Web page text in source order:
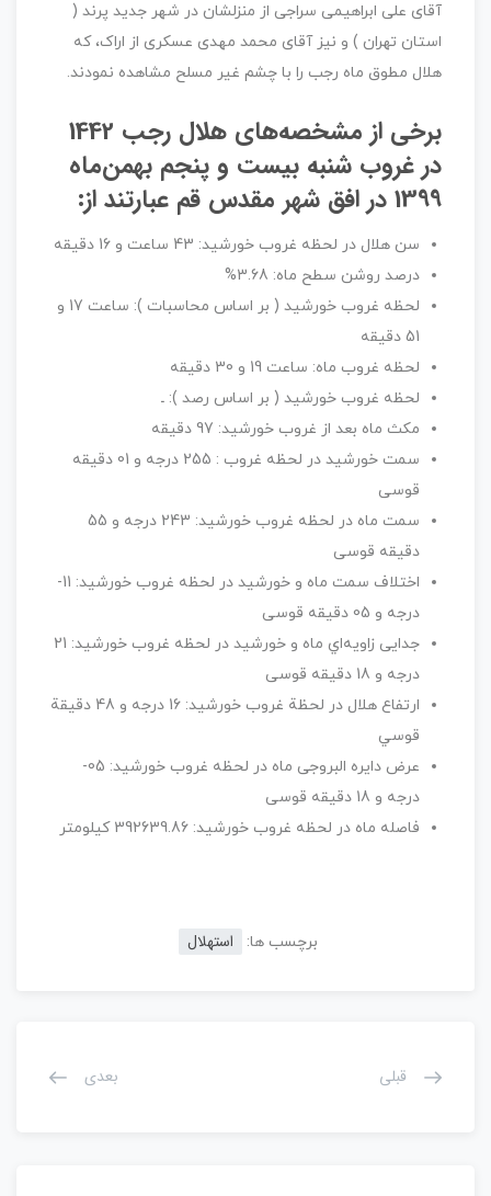
آقای علی ابراهیمی سراجی از منزلشان در شهر جدید پرند (
استان تهران ) و نیز آقای محمد مهدی عسکری از اراک، که
هلال مطوق ماه رجب را با چشم غیر مسلح مشاهده نمودند.
برخی از مشخصه‌های هلال رجب 1442
در غروب شنبه بیست و پنجم بهمن­‌ماه
1399 در افق شهر مقدس قم عبارتند از:
سن هلال در لحظه غروب خورشيد: 43 ساعت و 16 دقيقه
درصد روشن سطح ماه: 3.68%
لحظه غروب خورشيد ( بر اساس محاسبات ): ساعت 17 و
51 دقيقه
لحظه غروب ماه: ساعت 19 و 30 دقيقه
لحظه غروب خورشيد ( بر اساس رصد ): ـ
مکث ماه بعد از غروب خورشيد: 97 دقيقه
سمت خورشيد در لحظه غروب : 255 درجه و 01 دقيقه
قوسی
سمت ماه در لحظه غروب خورشيد: 243 درجه و 55
دقيقه قوسی
اختلاف سمت ماه و خورشيد در لحظه غروب خورشيد: 11-
درجه و 05 دقيقه قوسی
جدايی زاويه‌اي ماه و خورشيد در لحظه غروب خورشيد: 21
درجه و 18 دقيقه قوسی
ارتفاع هلال در لحظة غروب خورشيد: 16 درجه و 48 دقيقة
قوسي
عرض دايره البروجی ماه در لحظه غروب خورشيد: 05-
درجه و 18 دقيقه قوسی
فاصله ماه در لحظه غروب خورشيد: 392639.86 کيلومتر
برچسب ها: استهلال
قبلی بعدی